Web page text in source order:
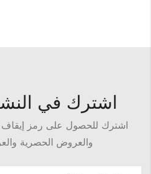
اشترك في
والعروض الحصرية